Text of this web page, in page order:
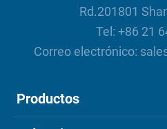
Rd.201801
Tel: +86 21
Correo electrónico:
Productos